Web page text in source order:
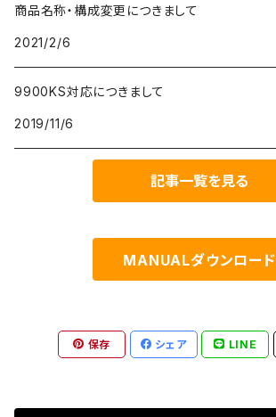
商品名称・構成変更につきまして
2021/2/6
9900KS対応につきまして
2019/11/6
記事一覧を見る
MANUALダウンロード
保存 シェア LINE